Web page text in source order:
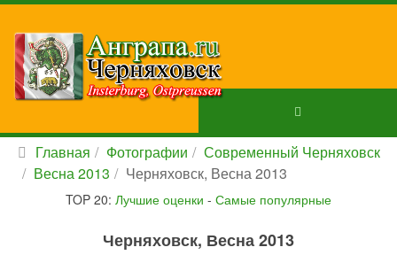
Главная Фотографии
Современный Черняховск
Весна 2013
Черняховск, Весна 2013
TOP 20: Лучшие оценки - Самые популярные
Черняховск, Весна 2013